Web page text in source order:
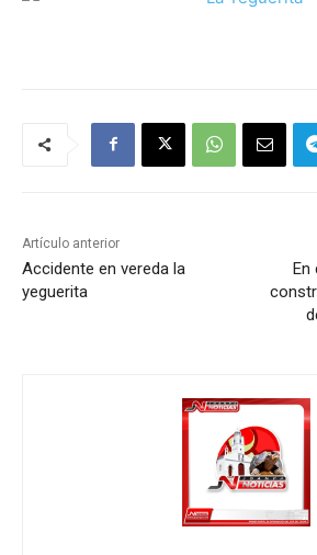
Artículo anterior
Accidente en vereda la
yeguerita
En